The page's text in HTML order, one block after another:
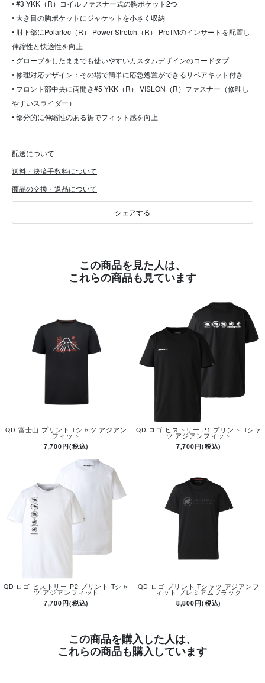
• #3 YKK（R）コイルファスナー式の胸ポケット2つ
• 大き目の胸ポケットにジャケットを小さく収納
• 肘下部にPolartec（R） Power Stretch（R） ProTMのインサートを配置し
伸縮性と快適性を向上
• グローブをしたままでも使いやすいカスタムデザインのコードタブ
• 修理対応デザイン：その場で簡単に応急処置ができるリペアキット付き
• フロント部中央に両開き#5 YKK（R） VISLON（R）ファスナー（修理し
やすいスライダー）
• 部分的に伸縮性のある裾でフィット感を向上
配送について
送料・決済手数料について
商品の交換・返品について
シェアする
この商品を見た人は、
これらの商品も見ています
QD 富士山 プリント Tシャツ アジアン
フィット
7,700円(税込)
QD ロゴ ヒストリー P1 プリント Tシャ
ツ アジアンフィット
7,700円(税込)
QD ロゴ ヒストリー P2 プリント Tシャ
ツ アジアンフィット
7,700円(税込)
QD ロゴ プリント Tシャツ アジアンフ
ィット プレミアムブラック
8,800円(税込)
この商品を購入した人は、
これらの商品も購入しています